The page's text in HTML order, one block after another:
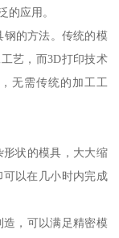
的应用。
钢的方法。传统的模
艺，而3D打印技术
无需传统的加工工
形状的模具，大大缩
以在几小时内完成
，可以满足精密模